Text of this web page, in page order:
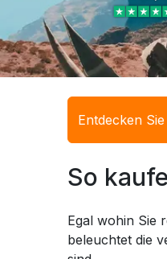
Entdecken
So
Egal wohin Sie
beleuchtet die